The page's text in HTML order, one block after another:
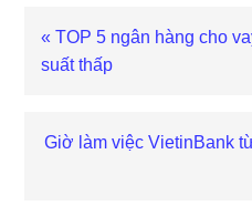
Previous
Post:
« TOP 5 ngân hàng cho
suất thấp
Next
Giờ làm việc VietinBank